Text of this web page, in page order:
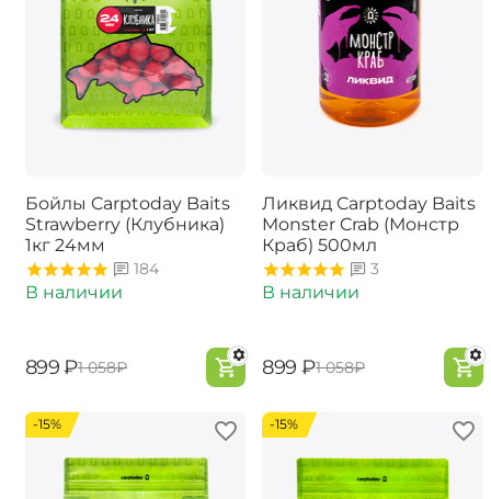
Бойлы Carptoday Baits
Strawberry (Клубника)
1кг 24мм
184
В наличии
‍899‍ ₽‍1 058‍₽
Ликвид Carptoday Baits
Monster Crab (Монстр
Краб) 500мл
3
В наличии
‍899‍ ₽‍1 058‍₽
-15% -15%